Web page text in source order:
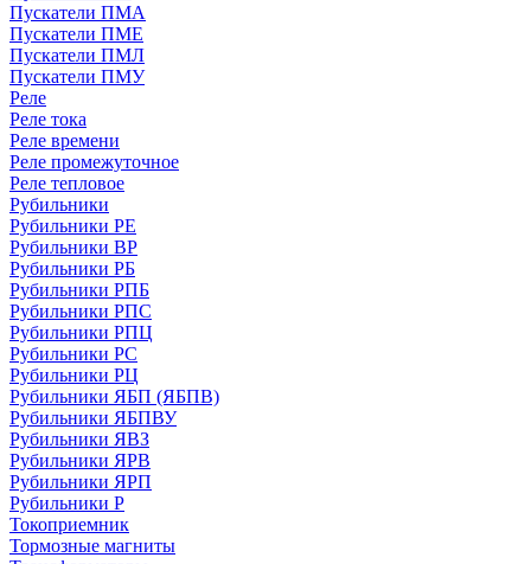
Пускатели ПМА
Пускатели ПМЕ
Пускатели ПМЛ
Пускатели ПМУ
Реле
Реле тока
Реле времени
Реле промежуточное
Реле тепловое
Рубильники
Рубильники РЕ
Рубильники ВР
Рубильники РБ
Рубильники РПБ
Рубильники РПС
Рубильники РПЦ
Рубильники РС
Рубильники РЦ
Рубильники ЯБП (ЯБПВ)
Рубильники ЯБПВУ
Рубильники ЯВЗ
Рубильники ЯРВ
Рубильники ЯРП
Рубильники Р
Токоприемник
Тормозные магниты